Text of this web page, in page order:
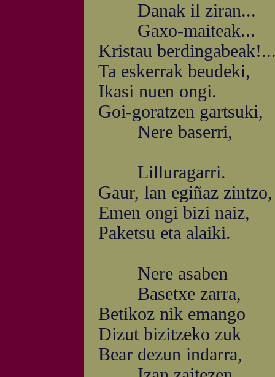
Danak il ziran...
Gaxo-maiteak...
Kristau
Ta eskerrak beudeki,
Ikasi nuen ongi.
Goi-goratzen gartsuki,
Nere baserri,
Lilluragarri.
Gaur, lan egiñaz zintzo,
Emen ongi bizi naiz,
Paketsu eta alaiki.
Nere asaben
Basetxe zarra,
Betikoz nik emango
Dizut bizitzeko zuk
Bear dezun indarra,